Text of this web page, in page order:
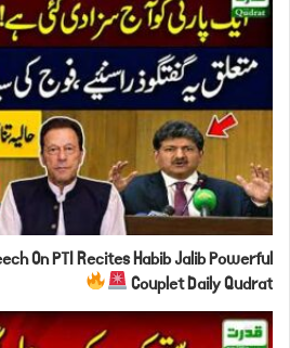
On PTI Recites Habib Jalib Powerful
Couplet Daily Qudrat